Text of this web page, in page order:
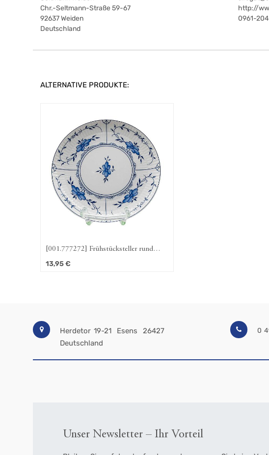
Chr.-Seltmann-Straße 59-67
92637Weiden
Deutschland
http://
0961-
ALTERNATIVE PRODUKTE:
[001.777272] Frühstücksteller rund
22,5 cm Strohblume (Amina)
13,95€
Herdetor 19-21 Esens
26427
Deutschland
0
Unser Newsletter – Ihr Vorteil